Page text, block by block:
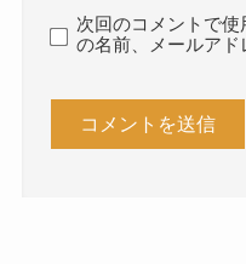
次回のコメントで
の名前、メールアド